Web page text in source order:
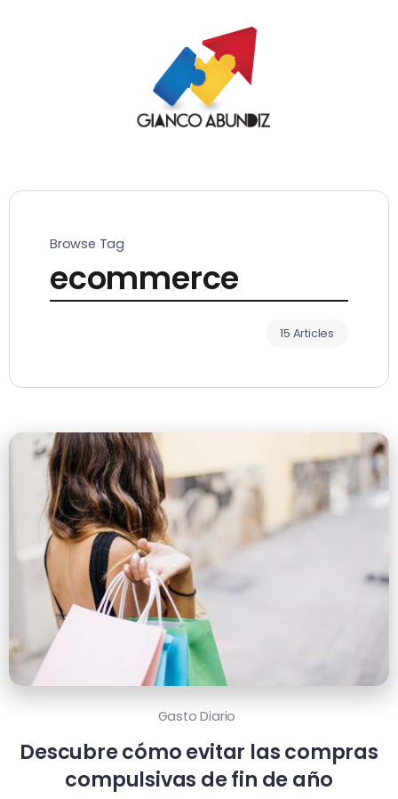
Browse Tag
ecommerce
15 Articles
Gasto Diario
Descubre cómo evitar las compras
compulsivas de fin de año